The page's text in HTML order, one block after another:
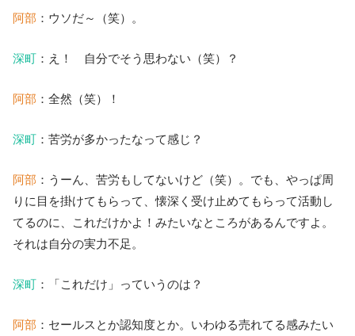
阿部 ：ウソだ～（笑）。
深町 ：え！ 自分でそう思わない（笑）？
阿部 ：全然（笑）！
深町 ：苦労が多かったなって感じ？
阿部 ：うーん、苦労もしてないけど（笑）。でも、やっぱ周
りに目を掛けてもらって、懐深く受け止めてもらって活動し
てるのに、これだけかよ！みたいなところがあるんですよ。
それは自分の実力不足。
深町 ：「これだけ」っていうのは？
阿部 ：セールスとか認知度とか。いわゆる売れてる感みたい